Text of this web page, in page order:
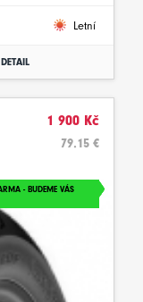
Letní
DETAIL
1 900 Kč
79.15 €
- BUDEME VÁS